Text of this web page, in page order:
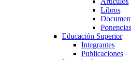
Libros
Educación Superior
Integrantes
Publicaciones